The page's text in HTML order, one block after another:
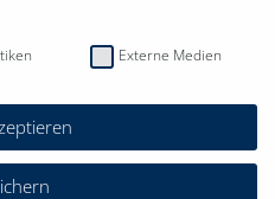
Externe Medien